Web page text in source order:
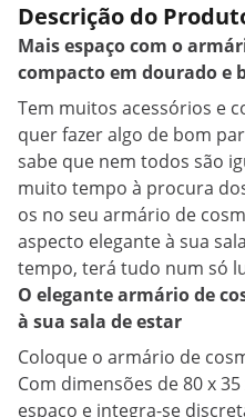
Descrição do
Mais espaço com o
compacto em dourado e
Tem muitos acessórios e
quer fazer algo de bom
sabe que nem todos são
muito tempo à procura
os no seu armário de
aspecto elegante à sua
tempo, terá tudo num só
O elegante armário de
à sua sala de estar
Coloque o armário de
Com dimensões de 80 x
espaço e integra-se